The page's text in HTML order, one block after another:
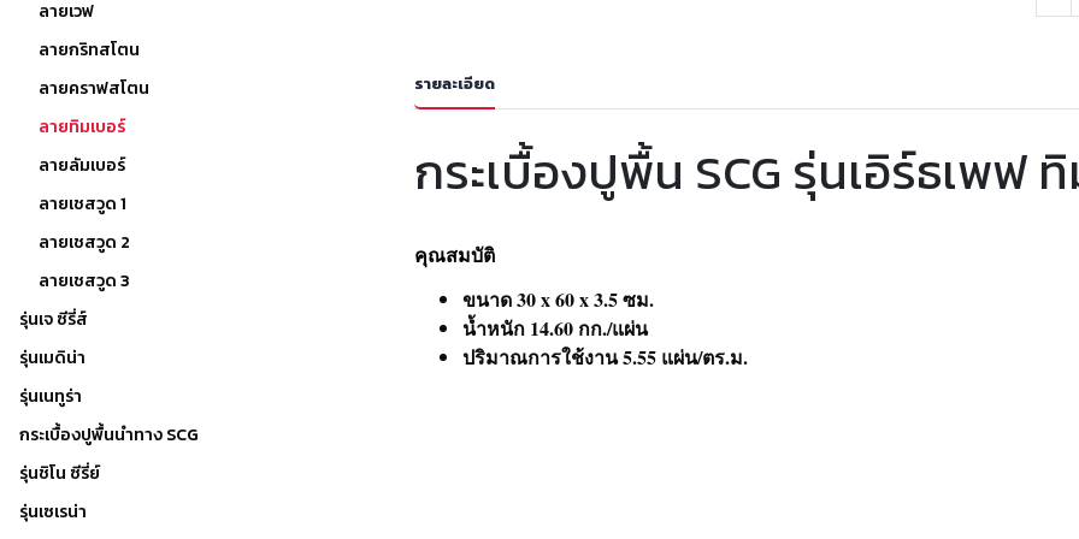
รายละเอียด
กระเบื้องปูพื้น SCG รุ่นเอิร์ธเพฟ
คุณสมบัติ
ขนาด 30 x 60 x 3.5 ซม.
น้ำหนัก 14.60 กก./แผ่น
ปริมาณการใช้งาน 5.55 แผ่น/ตร.ม.
ลายเวฟ
ลายกริทสโตน
ลายคราฟสโตน
ลายทิมเบอร์
ลายลัมเบอร์
ลายเชสวูด 1
ลายเชสวูด 2
ลายเชสวูด 3
รุ่นเจ ซีรี่ส์
รุ่นเมดิน่า
รุ่นเนทูร่า
กระเบื้องปูพื้นนำทาง SCG
รุ่นชิโน ซีรี่ย์
รุ่นเซเรน่า